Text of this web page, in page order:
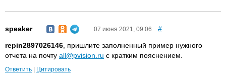
speaker 07 июня 2021, 09:06 #
repin2897026146 , пришлите заполненный пример нужного
отчета на почту all@pvision.ru с кратким пояснением.
Ответить Цитировать